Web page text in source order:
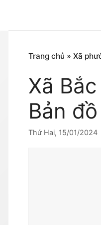
nội
Trang chủ » Xã
Xã
Bản
Thứ Hai, 15/01/2024